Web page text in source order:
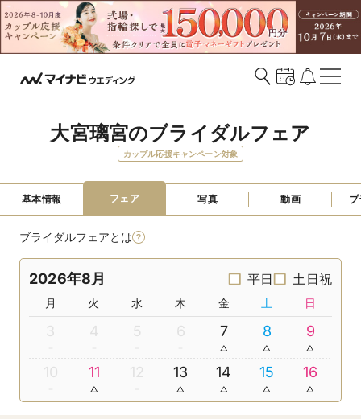
大宮璃宮のブライダルフェア
カップル応援キャンペーン対象
基本情報 フェア 写真 動画
ブライダルフェアとは
2026年8月 平日 土日祝
月 火 水 木 金 土 日
3 4 5 6 7 8 9
10 11 12 13 14 15 16